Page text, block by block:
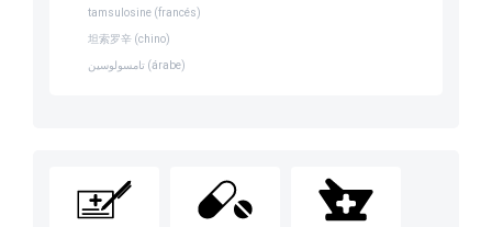
tamsulosine (francés)
坦索罗辛 (chino)
تامسولوسين (árabe)